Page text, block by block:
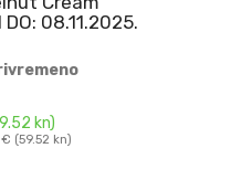
08.11.2025.
kn)
(59.52 kn)